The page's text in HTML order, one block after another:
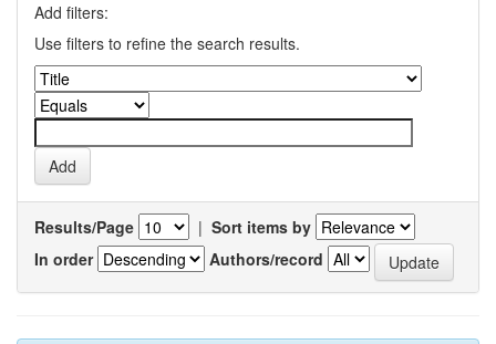
Add filters:
Use filters to refine the search results.
Results/Page | Sort items by
In order
Authors/record